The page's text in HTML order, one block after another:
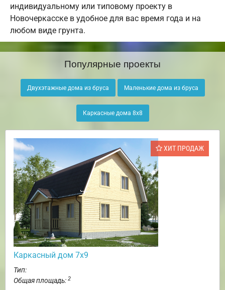
индивидуальному или типовому проекту в
Новочеркасске в удобное для вас время года и на
любом виде грунта.
Популярные проекты
Двухэтажные дома из бруса Маленькие дома из бруса
Каркасные дома 8х8
ХИТ ПРОДАЖ
Каркасный дом 7х9
Тип:
Общая площадь: 2